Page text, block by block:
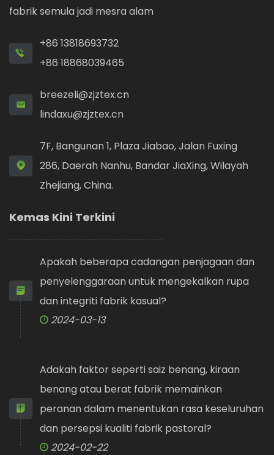
fabrik semula jadi mesra alam
+86 13818693732
+86 18868039465
breezeli@zjztex.cn
lindaxu@zjztex.cn
7F, Bangunan 1, Plaza Jiabao, Jalan Fuxing
286, Daerah Nanhu, Bandar JiaXing, Wilayah
Zhejiang, China.
Kemas Kini Terkini
Apakah beberapa cadangan penjagaan dan
penyelenggaraan untuk mengekalkan rupa
dan integriti fabrik kasual?
2024-03-13
Adakah faktor seperti saiz benang, kiraan
benang atau berat fabrik memainkan
peranan dalam menentukan rasa keseluruhan
dan persepsi kualiti fabrik pastoral?
2024-02-22